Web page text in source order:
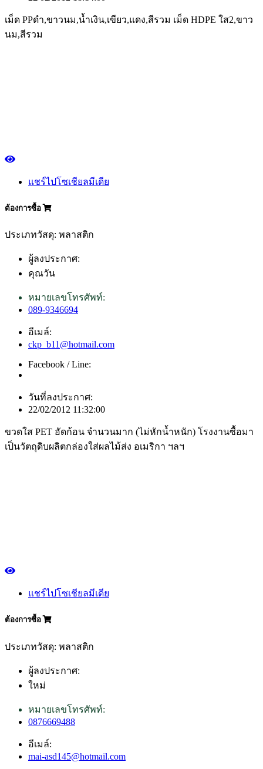
เม็ด PPดำ,ขาวนม,น้ำเงิน,เขียว,แดง,สีรวม เม็ด HDPE ใส2,ขาว
นม,สีรวม
แชร์ไปโซเชียลมีเดีย
ต้องการซื้อ
ประเภทวัสดุ: พลาสติก
ผู้ลงประกาศ:
คุณวัน
หมายเลขโทรศัพท์:
089-9346694
อีเมล์:
ckp_b11@hotmail.com
Facebook / Line:
วันที่ลงประกาศ:
22/02/2012 11:32:00
ขวดใส PET อัดก้อน จำนวนมาก (ไม่หักน้ำหนัก) โรงงานซื้อมา
เป็นวัตถุดิบผลิตกล่องใส่ผลไม้ส่ง อเมริกา ฯลฯ
แชร์ไปโซเชียลมีเดีย
ต้องการซื้อ
ประเภทวัสดุ: พลาสติก
ผู้ลงประกาศ:
ใหม่
หมายเลขโทรศัพท์:
0876669488
อีเมล์:
mai-asd145@hotmail.com